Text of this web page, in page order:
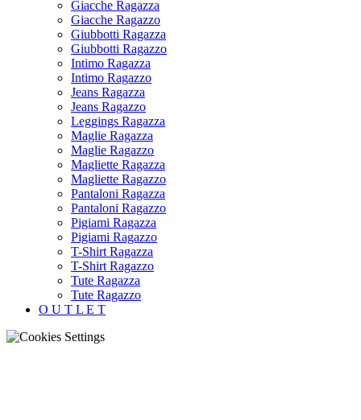
Giacche Ragazza
Giacche Ragazzo
Giubbotti Ragazza
Giubbotti Ragazzo
Intimo Ragazza
Intimo Ragazzo
Jeans Ragazza
Jeans Ragazzo
Leggings Ragazza
Maglie Ragazza
Maglie Ragazzo
Magliette Ragazza
Magliette Ragazzo
Pantaloni Ragazza
Pantaloni Ragazzo
Pigiami Ragazza
Pigiami Ragazzo
T-Shirt Ragazza
T-Shirt Ragazzo
Tute Ragazza
Tute Ragazzo
O U T L E T